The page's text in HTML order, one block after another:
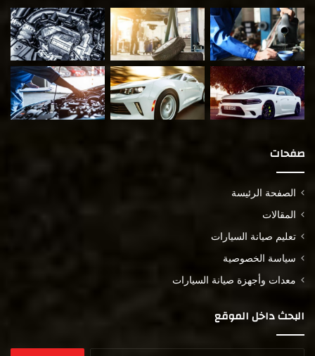
صفحات
الصفحة الرئيسة
المقالات
تعليم صيانة السيارات
سياسة الخصوصية
معدات وأجهزة صيانة السيارات
البحث داخل الموقع